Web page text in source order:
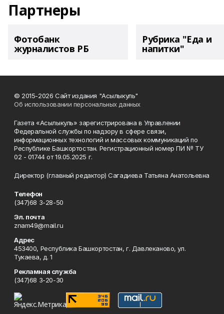
Партнеры
Фотобанк
журналистов РБ
Рубрика "Еда и
напитки"
© 2015-2026 Сайт издания "Асылыкуль"
Об использовании персональных данных
Газета «Асылыкуль» зарегистрирована в Управлении
Федеральной службы по надзору в сфере связи,
информационных технологий и массовых коммуникаций по
Республике Башкортостан. Регистрационный номер ПИ № ТУ
02 - 01744 от 19.05.2025 г.
Директор (главный редактор) Сагадиева Татьяна Анатольевна
Телефон
(347)68 3-28-50
Эл. почта
znam49@mail.ru
Адрес
453400, Республика Башкортостан, г. Давлеканово, ул.
Тукаева, д. 1
Рекламная служба
(347)68 3-20-30